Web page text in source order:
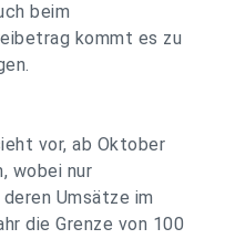
beim
kommt es zu
vor, ab Oktober
wobei nur
Umsätze im
die Grenze von 100